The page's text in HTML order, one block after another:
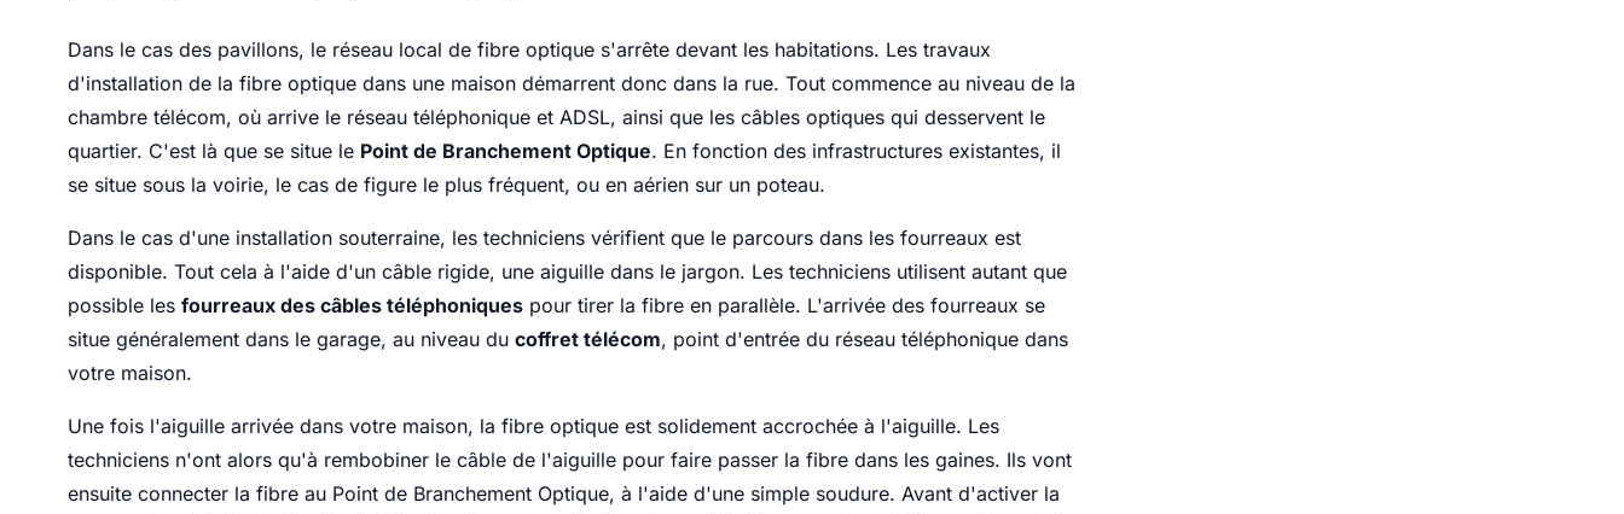
Dans le cas des pavillons, le réseau local de fibre optique s'arrête devant les habitations. Les travaux
d'installation de la fibre optique dans une maison démarrent donc dans la rue. Tout commence au niveau de la
chambre télécom, où arrive le réseau téléphonique et ADSL, ainsi que les câbles optiques qui desservent le
quartier. C'est là que se situe le Point de Branchement Optique. En fonction des infrastructures existantes, il
se situe sous la voirie, le cas de figure le plus fréquent, ou en aérien sur un poteau.
Dans le cas d'une installation souterraine, les techniciens vérifient que le parcours dans les fourreaux est
disponible. Tout cela à l'aide d'un câble rigide, une aiguille dans le jargon. Les techniciens utilisent autant que
possible les fourreaux des câbles téléphoniques pour tirer la fibre en parallèle. L'arrivée des fourreaux se
situe généralement dans le garage, au niveau du coffret télécom, point d'entrée du réseau téléphonique dans
votre maison.
Une fois l'aiguille arrivée dans votre maison, la fibre optique est solidement accrochée à l'aiguille. Les
techniciens n'ont alors qu'à rembobiner le câble de l'aiguille pour faire passer la fibre dans les gaines. Ils vont
ensuite connecter la fibre au Point de Branchement Optique, à l'aide d'une simple soudure. Avant d'activer la